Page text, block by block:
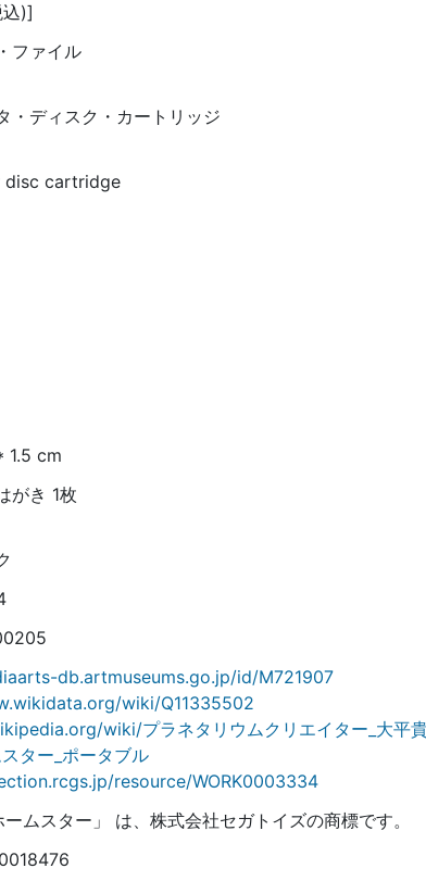
)]
ファイル
・ディスク・カートリッジ
disc cartridge
1.5 cm
がき 1枚
db.artmuseums.go.jp/id/M721907
wiki/Q11335502
wiki/プラネタリウムクリエイター_大平
ター_ポータブル
resource/WORK0003334
ムスター」 は、株式会社セガトイズの商標です。